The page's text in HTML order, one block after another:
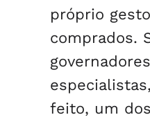
próprio
comprados.
feito, um